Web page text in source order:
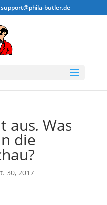
support@phila-butler.de
aus. Was
die
30, 2017